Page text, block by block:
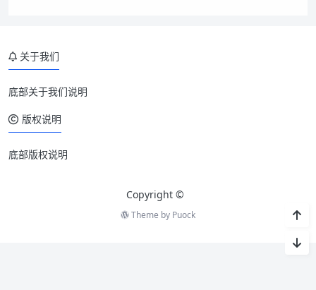
关于我们
底部关于我们说明
版权说明
底部版权说明
Copyright ©
Theme by Puock